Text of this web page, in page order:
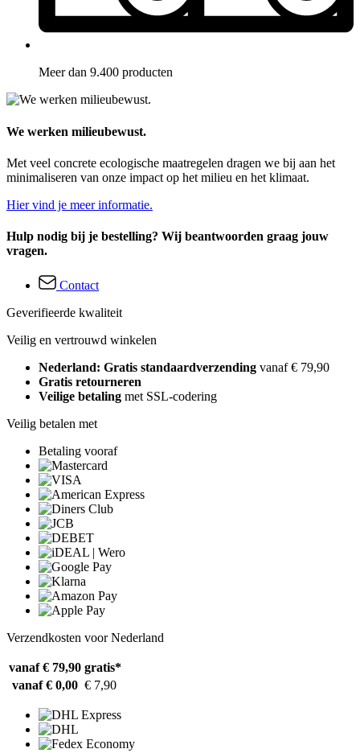
Meer dan 9.400 producten
We werken milieubewust.
Met veel concrete ecologische maatregelen dragen we bij aan het
minimaliseren van onze impact op het milieu en het klimaat.
Hier vind je meer informatie.
Hulp nodig bij je bestelling? Wij beantwoorden graag jouw
vragen.
Contact
Geverifieerde kwaliteit
Veilig en vertrouwd winkelen
Nederland: Gratis standaardverzending vanaf € 79,90
Gratis retourneren
Veilige betaling met SSL-codering
Veilig betalen met
Betaling vooraf
Verzendkosten voor Nederland
vanaf € 79,90 gratis*
vanaf € 0,00 € 7,90